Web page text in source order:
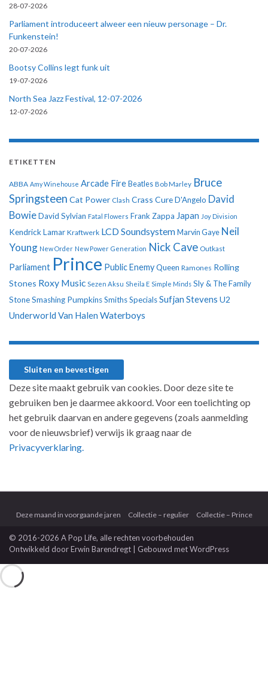
28-07-2026
Parliament introduceert alweer een nieuw personage – Dr.
Funkenstein!
20-07-2026
Bootsy Collins legt funk uit
19-07-2026
North Sea Jazz Festival, 12-07-2026
12-07-2026
ETIKETTEN
ABBA Amy Winehouse Arcade Fire Beatles Bob Marley Bruce
Springsteen Cat Power Clash Crass CureD'Angelo David
BowieDavid Sylvian Fatal Flowers Frank Zappa Japan Joy Division
Kendrick Lamar Kraftwerk LCD Soundsystem Marvin Gaye Neil
Young New Order New Power Generation Nick Cave Outkast
Parliament Prince Public EnemyQueen Ramones Rolling
Stones Roxy Music Sezen Aksu Sheila E Simple Minds Sly & The Family
StoneSmashing PumpkinsSmithsSpecialsSufjan Stevens U2
Underworld Van Halen Waterboys
Deze site maakt gebruik van cookies. Door deze site te
gebruiken ben je daarmee akkoord. Voor een toelichting op
het gebruik daarvan en andere gegevens (zoals aanmelding
voor de nieuwsbrief) verwijs ik graag naar de
Privacyverklaring.
Deze maand in voorgaande jaren Collectie – regulier Collectie – Prince
© 2016-2026 A Pop Life, alle rechten voorbehouden
Ontwikkeld doorErwin Barendregt | Gebouwd metWordPress